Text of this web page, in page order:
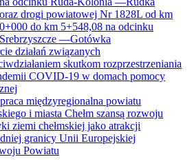
oraz drogi powiatowej Nr 1828L od km
0+000 do km 5+548,08 na odcinku
Srebrzyszcze —Gotówka
działań związanych
skutkom rozprzestrzeniania
COVID-19 w domach pomocy
międzyregionalna powiatu
i miasta Chełm szansą rozwoju
ziemi chełmskiej jako atrakcji
granicy Unii Europejskiej
Powiatu